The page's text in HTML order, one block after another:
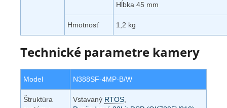
Hĺbka 45 mm
Hmotnosť 1,2 kg
Technické parametre kamery
Model N388SF-4MP-B/W
Štruktúra
Vstavaný RTOS